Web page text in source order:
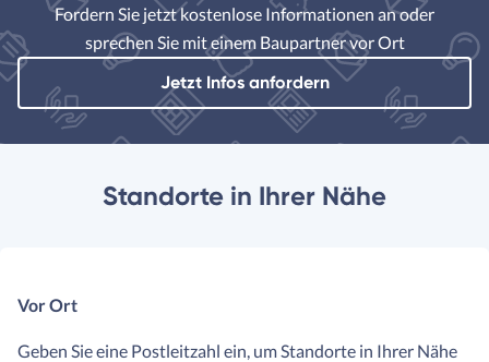
Fordern Sie jetzt kostenlose Informationen an oder
sprechen Sie mit einem Baupartner vor Ort
Jetzt Infos anfordern
Standorte in Ihrer Nähe
Vor Ort
Geben Sie eine Postleitzahl ein, um Standorte in Ihrer Nähe